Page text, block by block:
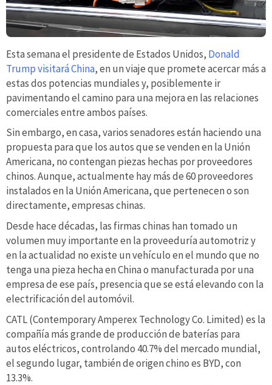
Esta semana el presidente de Estados Unidos, Donald
Trump visitará China, en un viaje que promete acercar más a
estas dos potencias mundiales y, posiblemente ir
pavimentando el camino para una mejora en las relaciones
comerciales entre ambos países.
Sin embargo, en casa, varios senadores están haciendo una
propuesta para que los autos que se venden en la Unión
Americana, no contengan piezas hechas por proveedores
chinos. Aunque, actualmente hay más de 60 proveedores
instalados en la Unión Americana, que pertenecen o son
directamente, empresas chinas.
Desde hace décadas, las firmas chinas han tomado un
volumen muy importante en la proveeduría automotriz y
en la actualidad no existe un vehículo en el mundo que no
tenga una pieza hecha en China o manufacturada por una
empresa de ese país, presencia que se está elevando con la
electrificación del automóvil.
CATL (Contemporary Amperex Technology Co. Limited) es la
compañía más grande de producción de baterías para
autos eléctricos, controlando 40.7% del mercado mundial,
el segundo lugar, también de origen chino es BYD, con
13.3%.